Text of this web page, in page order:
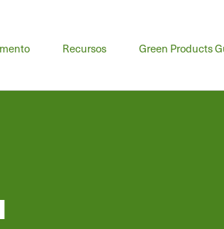
Recursos Green Products